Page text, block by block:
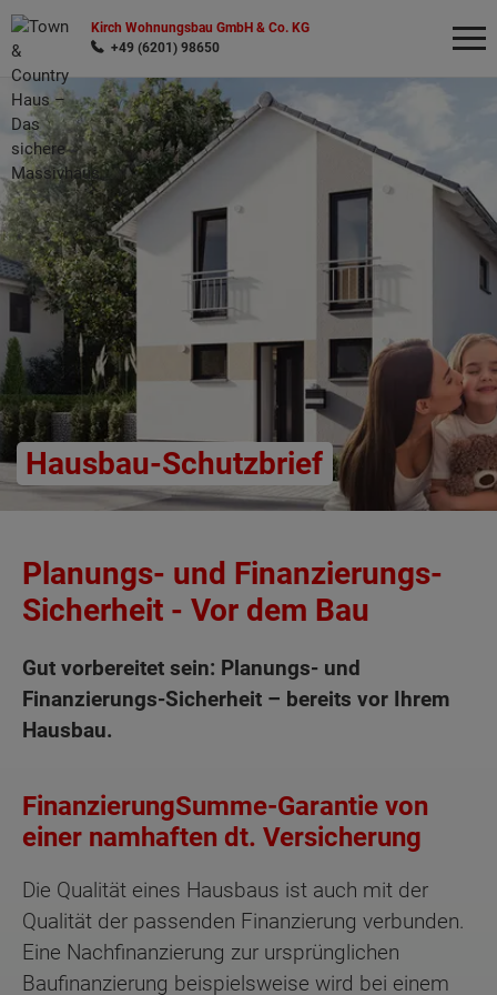
Kirch Wohnungsbau GmbH & Co. KG
+49 (6201) 98650
Hausbau-Schutzbrief
Planungs- und Finanzierungs-
Sicherheit - Vor dem Bau
Gut vorbereitet sein: Planungs- und
Finanzierungs-Sicherheit – bereits vor Ihrem
Hausbau.
FinanzierungSumme-Garantie von
einer namhaften dt. Versicherung
Die Qualität eines Hausbaus ist auch mit der
Qualität der passenden Finanzierung verbunden.
Eine Nachfinanzierung zur ursprünglichen
Baufinanzierung beispielsweise wird bei einem
Wonach möchten Sie suchen?